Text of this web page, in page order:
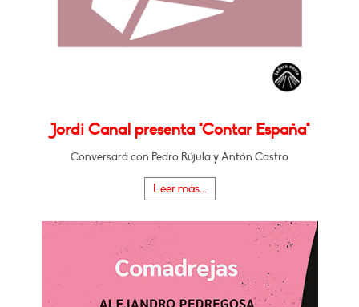
Jordi Canal presenta "Contar España"
Conversará con Pedro Rújula y Antón Castro
Leer más...